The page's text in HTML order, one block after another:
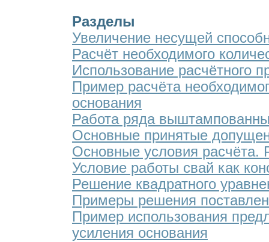
Разделы
Увеличение несущей
Расчёт необходимого
Использование расчётного
Пример расчёта
основания
Работа ряда
Основные принятые
Основные условия расчёта.
Условие работы свай как
Решение квадратного
Примеры решения
Пример использования
усиления основания